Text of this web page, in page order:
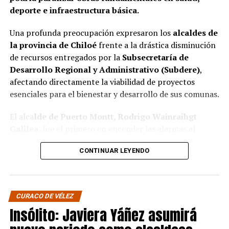
deporte e infraestructura básica.
Una profunda preocupación expresaron los alcaldes de
la provincia de Chiloéfrente a la drástica disminución
de recursos entregados por la Subsecretaría de
Desarrollo Regional y Administrativo (Subdere),
afectando directamente la viabilidad de proyectos
esenciales para el bienestar y desarrollo de sus comunas.
El alca lde de Puerto Montt, Rodrigo Wainraihgt
denunciar públicamente que la Subdere no cuenta con
fondos para financiar iniciativas del Programa de
Mejoramiento de Barrios (PMB), a pesar de que muchas
ya estaban declaradas elegibles.
historia, la Subdere no tiene recursos para estos
programas fundamentales”,afirmó el edil de la capital
CONTINUAR LEYENDO
CURACO DE VÉLEZ
Insólito: Javiera Yáñez asumirá